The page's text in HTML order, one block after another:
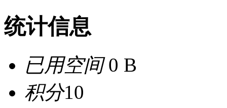
统计信息
已用空间0 B
积分10